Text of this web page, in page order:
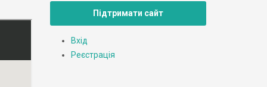
Підтримати сайт
Вхід
Реєстрація